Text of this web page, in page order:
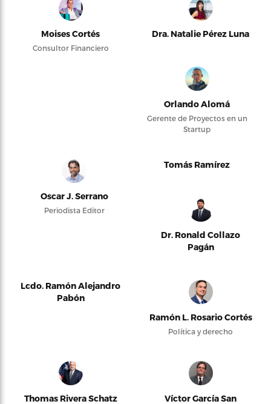
Moises Cortés
Consultor Financiero
Dra. Natalie Pérez Luna
Orlando Alomá
Gerente de Proyectos en un
Startup
Oscar J. Serrano
Periodista Editor
Tomás Ramírez
Dr. Ronald Collazo
Pagán
Lcdo. Ramón Alejandro
Pabón
Ramón L. Rosario Cortés
Política y derecho
Thomas Rivera Schatz
Víctor García San